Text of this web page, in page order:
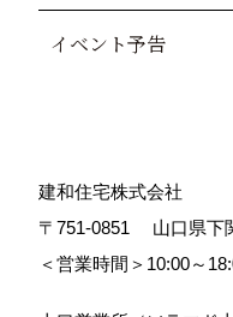
イベント予告
建和住宅株式会社
〒751-0851
山口県下
＜営業時間＞10:00～